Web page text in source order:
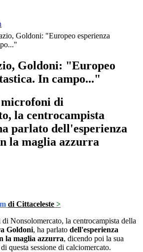
Goldoni: "Europeo esperienza
Goldoni: "Europeo
In campo..."
di
la centrocampista
parlato dell'esperienza
la maglia azzurra
di Cittaceleste >
Nonsolomercato, la centrocampista della
Goldoni, ha parlato dell'esperienza
la maglia azzurra, dicendo poi la sua
questa sessione di calciomercato.